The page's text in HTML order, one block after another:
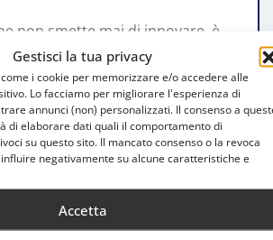
Gestisci la tua privacy
i cookie per memorizzare e/o accedere alle
Lo facciamo per migliorare l'esperienza di
annunci (non) personalizzati. Il consenso a
di elaborare dati quali il comportamento di
su questo sito. Il mancato consenso o la revoca
negativamente su alcune caratteristiche e
Accetta
non smette mai di innovare, è
ultimi anni un punto di
gli appassionati…